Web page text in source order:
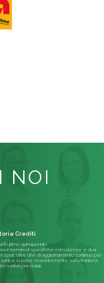
NOI
quinquennio.
in termini di specifiche consulenze e due
spot; oltre che di aggiornamento continuo per
e si pone costantemente sulla frontiera
settori presidiati.
Crediti